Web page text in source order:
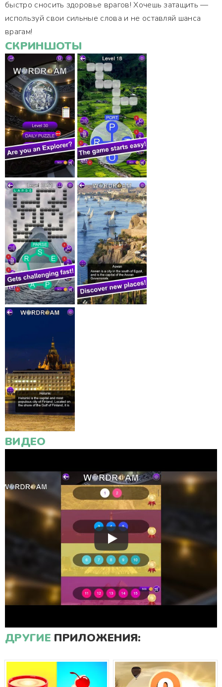
быстро сносить здоровье врагов! Хочешь затащить —
используй свои сильные слова и не оставляй шанса
врагам!
СКРИНШОТЫ
ВИДЕО
ДРУГИЕ ПРИЛОЖЕНИЯ: